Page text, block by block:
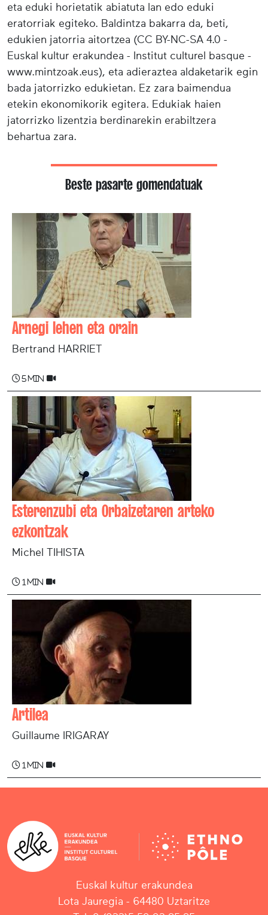
eta eduki horietatik abiatuta lan edo eduki
eratorriak egiteko. Baldintza bakarra da, beti,
edukien jatorria aitortzea (CC BY-NC-SA 4.0 -
Euskal kultur erakundea - Institut culturel basque -
www.mintzoak.eus), eta adieraztea aldaketarik egin
bada jatorrizko edukietan. Ez zara baimendua
etekin ekonomikorik egitera. Edukiak haien
jatorrizko lizentzia berdinarekin erabiltzera
behartua zara.
Beste pasarte gomendatuak
Arnegi lehen eta orain
Bertrand HARRIET
5 min
Esterenzubi eta Orbaizetaren arteko
ezkontzak
Michel TIHISTA
1 min
Artilea
Guillaume IRIGARAY
1 min
Euskal kultur erakundea
Lota Jauregia - 64480 Uztaritze